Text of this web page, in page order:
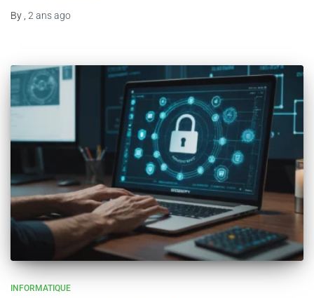
By , 2 ansago
INFORMATIQUE